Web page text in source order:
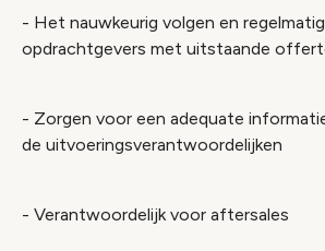
- Het nauwkeurig volgen en
opdrachtgevers met uitstaande
- Zorgen voor een adequate
de uitvoeringsverantwoordelijken
- Verantwoordelijk voor aftersales